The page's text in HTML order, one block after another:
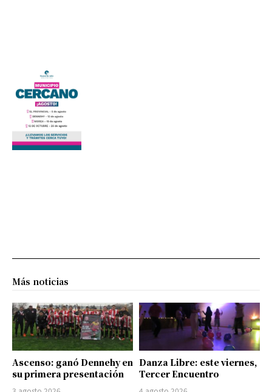
Más noticias
Ascenso: ganó Dennehy en
su primera presentación
Danza Libre: este viernes,
Tercer Encuentro